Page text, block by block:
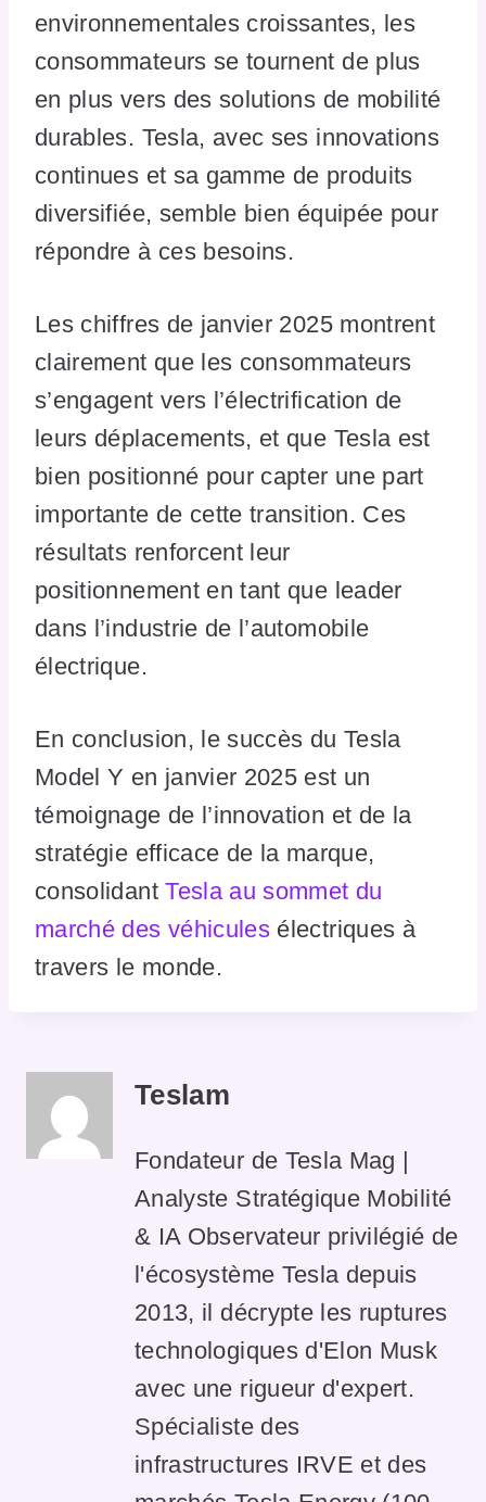
environnementales croissantes, les
consommateurs se tournent de plus
en plus vers des solutions de mobilité
durables. Tesla, avec ses innovations
continues et sa gamme de produits
diversifiée, semble bien équipée pour
répondre à ces besoins.
Les chiffres de janvier 2025 montrent
clairement que les consommateurs
s’engagent vers l’électrification de
leurs déplacements, et que Tesla est
bien positionné pour capter une part
importante de cette transition. Ces
résultats renforcent leur
positionnement en tant que leader
dans l’industrie de l’automobile
électrique.
En conclusion, le succès du Tesla
Model Y en janvier 2025 est un
témoignage de l’innovation et de la
stratégie efficace de la marque,
consolidantTesla au sommet du
marché des véhicules électriques à
travers le monde.
Teslam
Fondateur de Tesla Mag |
Analyste Stratégique Mobilité
& IA Observateur privilégié de
l'écosystème Tesla depuis
2013, il décrypte les ruptures
technologiques d'Elon Musk
avec une rigueur d'expert.
Spécialiste des
infrastructures IRVE et des